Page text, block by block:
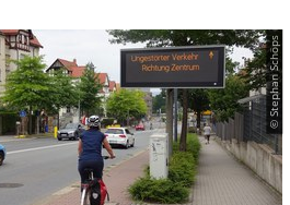
© Stephan Schöps